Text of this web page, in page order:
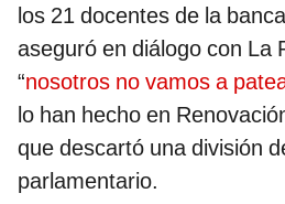
los 21 docentes de la
aseguró en diálogo con La
“nosotros no vamos a
lo han hecho en
que descartó una división
parlamentario.